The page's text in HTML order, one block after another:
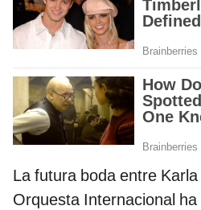
La futura boda entre
Orquesta Internacional